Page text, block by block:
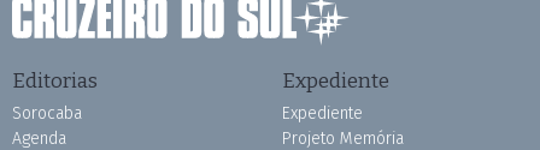
Editorias
Sorocaba
Agenda
Expediente
Expediente
Projeto Memória